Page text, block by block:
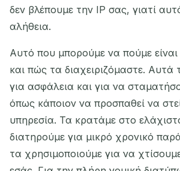
δεν βλέπουμε την IP σας, γιατί
αλήθεια.
Αυτό που μπορούμε να πούμε
και πώς τα διαχειριζόμαστε. Αυτά
για ασφάλεια και για να
όπως κάποιον να προσπαθεί να
υπηρεσία. Τα κρατάμε στο
διατηρούμε για μικρό χρονικό
τα χρησιμοποιούμε για να